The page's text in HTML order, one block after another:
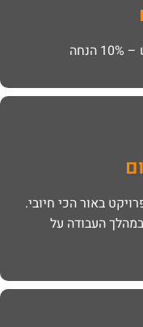
באור הכי חיובי.
העבודה על